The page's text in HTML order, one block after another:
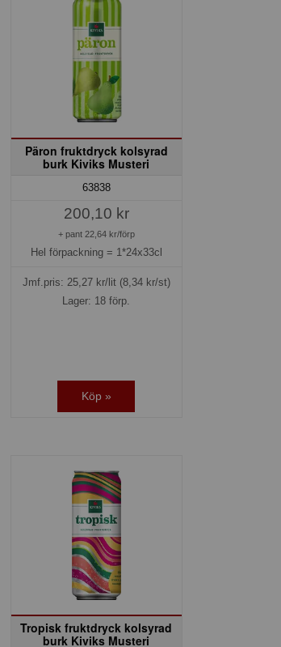
Päron fruktdryck kolsyrad
burk Kiviks Musteri
63838
200,10 kr
+ pant 22,64 kr/förp
Hel förpackning = 1*24x33cl
Jmf.pris: 25,27kr/lit (8,34 kr/st)
Lager: 18 förp.
Köp »
Tropisk fruktdryck kolsyrad
burk Kiviks Musteri